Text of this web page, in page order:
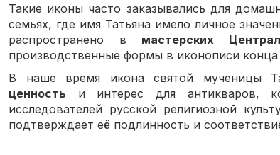
Такие иконы часто заказывались для
семьях, где имя Татьяна имело личное
распространено в мастерских
производственные формы в иконописи конца
В наше время икона святой мученицы
ценность и интерес для антикваров,
исследователей русской религиозной
подтверждает её подлинность и